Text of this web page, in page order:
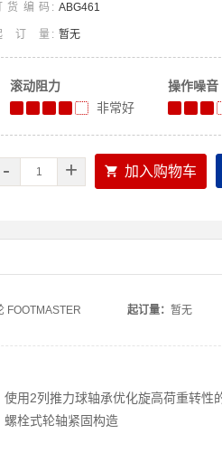
货编码 ABG461
订量 暂无
滚动阻力
非常好
操作噪音
- +  加入购物车
FOOTMASTER 起订量： 暂无
使用2列推力球轴承优化旋高荷重转
螺栓式轮轴紧固构造